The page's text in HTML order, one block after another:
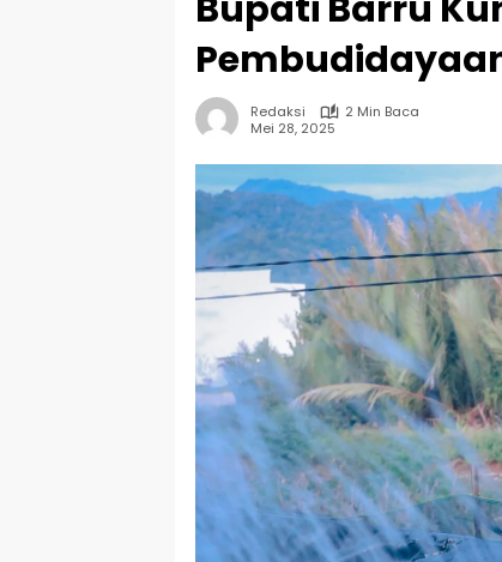
Redaksi
2 Min Baca
Mei 28, 2025